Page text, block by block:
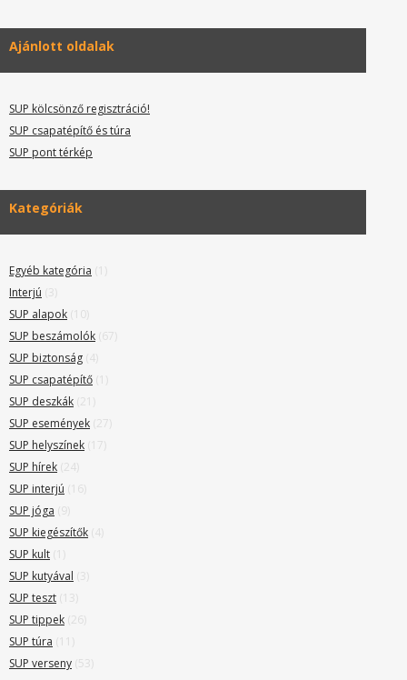
Ajánlott oldalak
SUP kölcsönző regisztráció!
SUP csapatépítő és túra
SUP pont térkép
Kategóriák
Egyéb kategória (1)
Interjú (3)
SUP alapok (10)
SUP beszámolók (67)
SUP biztonság (4)
SUP csapatépítő (1)
SUP deszkák (21)
SUP események (27)
SUP helyszínek (17)
SUP hírek (24)
SUP interjú (16)
SUP jóga (9)
SUP kiegészítők (4)
SUP kult (1)
SUP kutyával (3)
SUP teszt (13)
SUP tippek (26)
SUP túra (11)
SUP verseny (53)